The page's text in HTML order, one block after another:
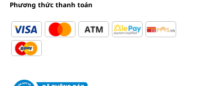
Phương thức thanh toán